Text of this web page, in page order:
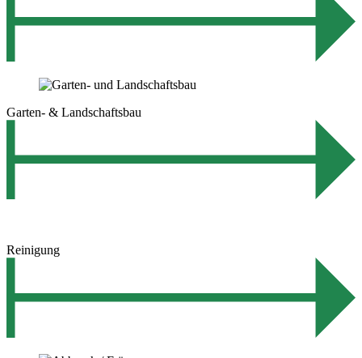
Garten- & Landschaftsbau
Reinigung